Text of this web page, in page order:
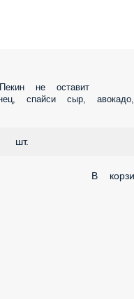
не оставит
спайси сыр, авокадо,
шт.
В